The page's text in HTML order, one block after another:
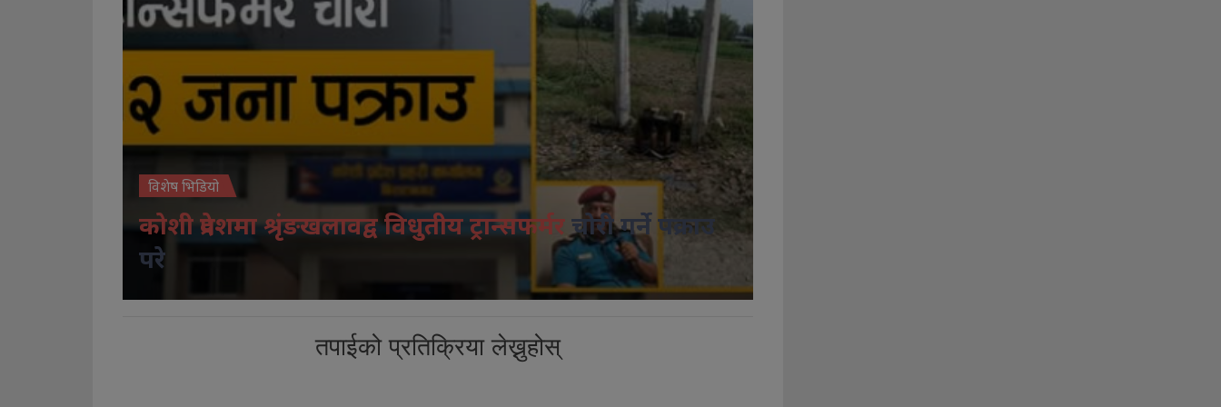
विशेष भिडियो
कोशी प्रदेशमा श्रृंङखलावद्व विधुतीय ट्रान्सफर्मरचोरी गर्ने पक्राउ
परे
तपाईको प्रतिक्रिया लेख्नुहोस्